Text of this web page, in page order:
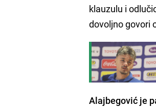
klauzulu i
dovoljno govori
Alajbegović je